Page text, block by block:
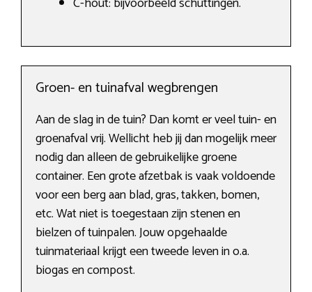
Groen- en tuinafval wegbrengen
Aan de slag in de tuin? Dan komt er veel tuin- en
groenafval vrij. Wellicht heb jij dan mogelijk meer
nodig dan alleen de gebruikelijke groene
container. Een grote afzetbak is vaak voldoende
voor een berg aan blad, gras, takken, bomen,
etc. Wat niet is toegestaan zijn stenen en
bielzen of tuinpalen. Jouw opgehaalde
tuinmateriaal krijgt een tweede leven in o.a.
biogas en compost.